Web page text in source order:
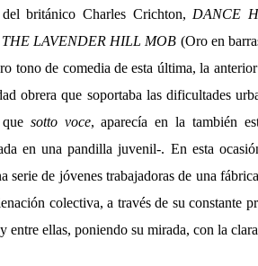
británico Charles Crichton, DANCE
THE LAVENDER HILL MOB (Oro en
tono de comedia de esta última, la
obrera que soportaba las dificultades
sotto voce, aparecía en la también
en una pandilla juvenil-. En esta
serie de jóvenes trabajadoras de una
colectiva, a través de su constante
entre ellas, poniendo su mirada, con la